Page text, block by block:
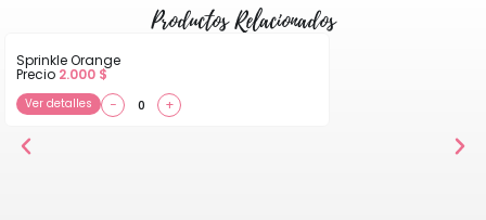
Productos Relacionados
Sprinkle Orange
Precio 2.000 $
Ver detalles − +